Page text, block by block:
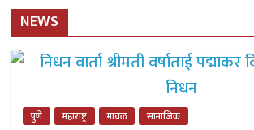
NEWS
पुणे महाराष्ट्र मावळ सामाजिक